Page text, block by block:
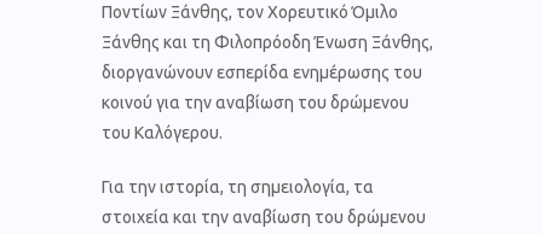
Ποντίων Ξάνθης, τον Χορευτικό Όμιλο
Ξάνθης και τη Φιλοπρόοδη Ένωση Ξάνθης,
διοργανώνουν εσπερίδα ενημέρωσης του
κοινού για την αναβίωση του δρώμενου
του Καλόγερου.
Για την ιστορία, τη σημειολογία, τα
στοιχεία και την αναβίωση του δρώμενου